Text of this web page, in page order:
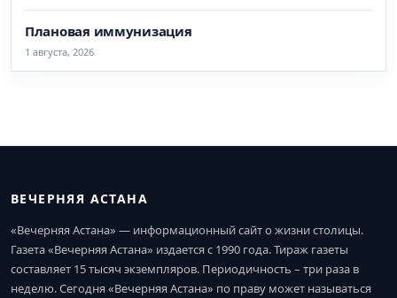
Плановая иммунизация
1 августа, 2026
ВЕЧЕРНЯЯ АСТАНА
«Вечерняя Астана» — информационный сайт о жизни столицы.
Газета «Вечерняя Астана» издается с 1990 года. Тираж газеты
составляет 15 тысяч экземпляров. Периодичность – три раза в
неделю. Сегодня «Вечерняя Астана» по праву может называться